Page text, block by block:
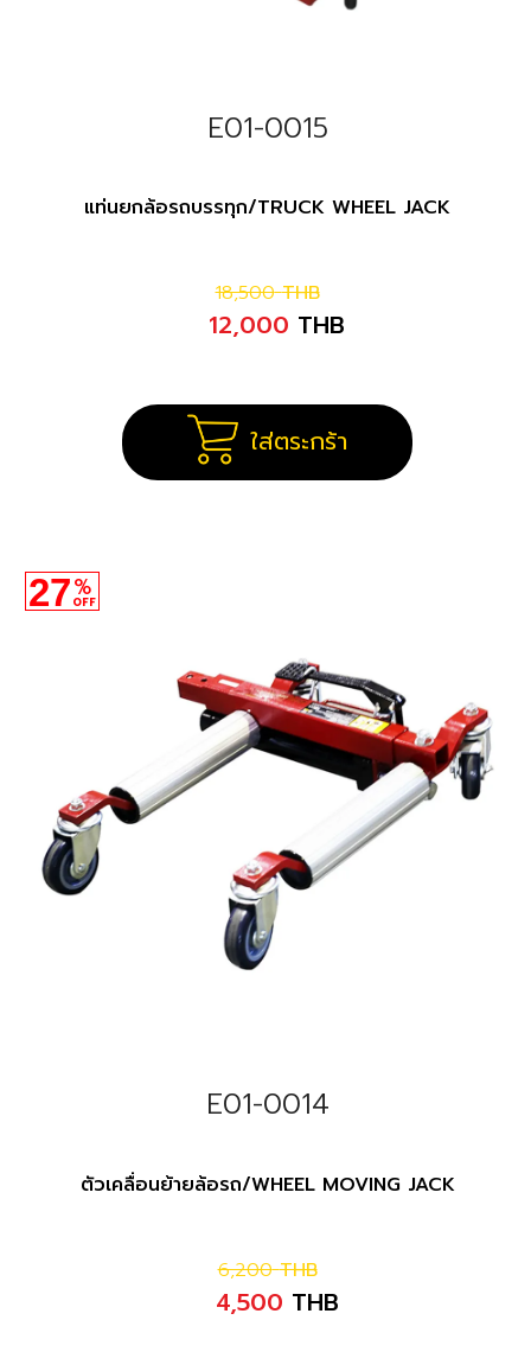
E01-0015
แท่นยกล้อรถบรรทุก/TRUCK WHEEL JACK
18,500 THB
12,000 THB
ใส่ตระกร้า
27%
OFF
E01-0014
ตัวเคลื่อนย้ายล้อรถ/WHEEL MOVING JACK
6,200 THB
4,500 THB